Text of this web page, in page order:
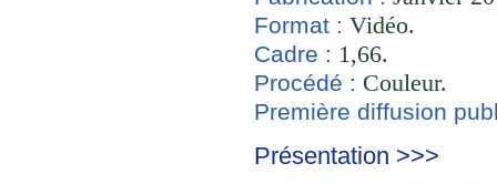
Format : Vidéo.
Cadre : 1,66.
Procédé : Couleur.
Première diffusion
Présentation >>>